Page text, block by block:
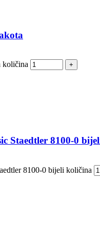
količina
Staedtler 8100-0
8100-0 bijeli količina